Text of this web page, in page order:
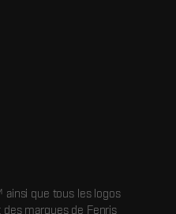
ainsi que tous les logos
marques de Fenris